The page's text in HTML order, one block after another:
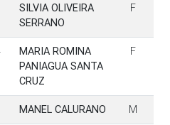
SILVIA OLIVEIRA
SERRANO
F
MARIA ROMINA
PANIAGUA SANTA
CRUZ
F
MANEL CALURANO M